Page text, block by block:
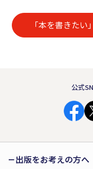
「本を書きた
公式
出版をお考えの方へ